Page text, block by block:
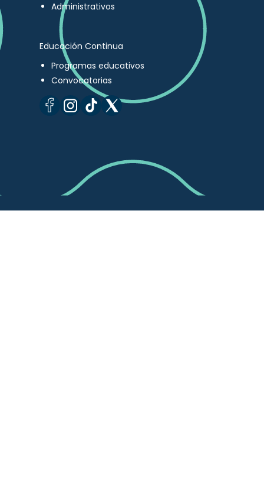
Administrativos
Educación Continua
Programas educativos
Convocatorias